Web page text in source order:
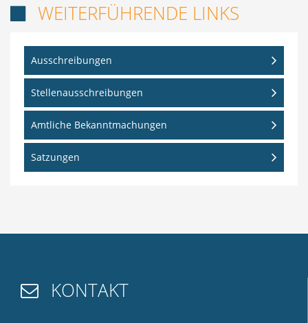
WEITERFÜHRENDE LINKS
Ausschreibungen
Stellenausschreibungen
Amtliche Bekanntmachungen
Satzungen
 KONTAKT